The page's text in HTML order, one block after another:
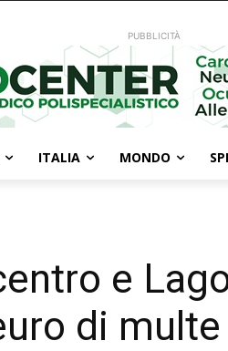
PUBBLICITÀ
ITALIA MONDO
e
di multe